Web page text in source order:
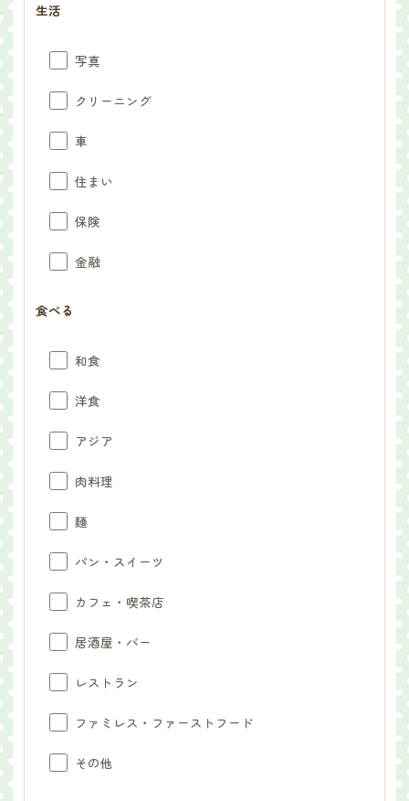
生活
写真
クリーニング
車
住まい
保険
金融
食べる
和食
洋食
アジア
肉料理
麺
パン・スイーツ
カフェ・喫茶店
居酒屋・バー
レストラン
ファミレス・ファーストフード
その他